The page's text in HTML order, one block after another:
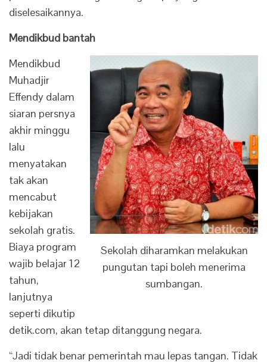
diselesaikannya.
Mendikbud bantah
Sekolah diharamkan melakukan
pungutan tapi boleh menerima
sumbangan.
Mendikbud
Muhadjir
Effendy dalam
siaran persnya
akhir minggu
lalu
menyatakan
tak akan
mencabut
kebijakan
sekolah gratis.
Biaya program
wajib belajar 12
tahun,
lanjutnya
seperti dikutip
detik.com, akan tetap ditanggung negara.
“Jadi tidak benar pemerintah mau lepas tangan. Tidak